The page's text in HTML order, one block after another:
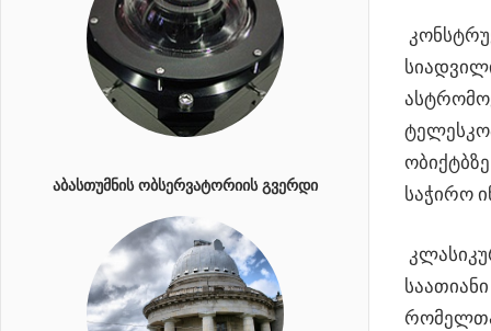
საჭირო
ᲐᲑᲐᲡᲗᲣᲛᲜᲘᲡ ᲝᲑᲡᲔᲠᲕᲐᲢᲝᲠᲘᲘᲡ ᲒᲕᲔᲠᲓᲘ